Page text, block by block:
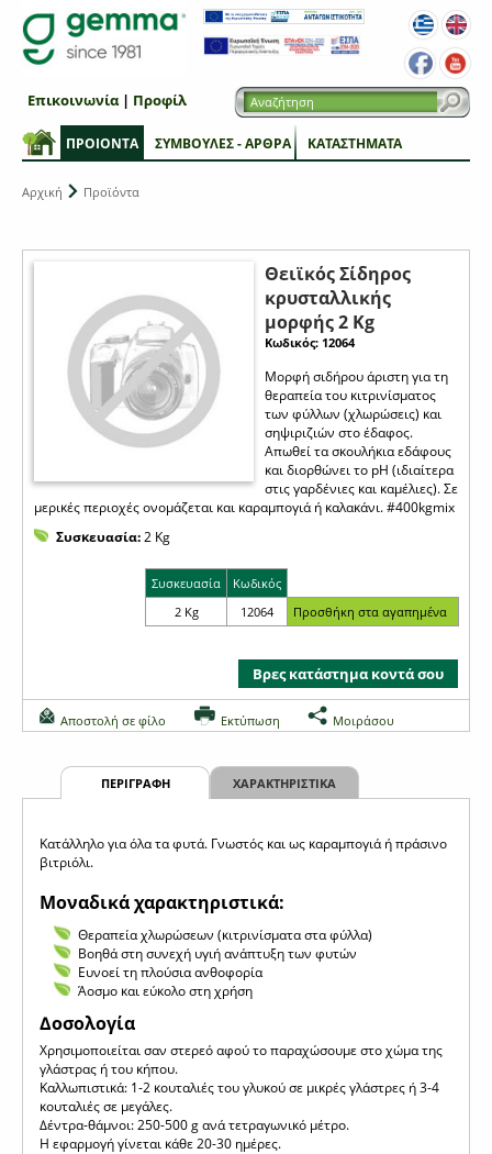
ΠΡΟΙΟΝΤΑ ΣΥΜΒΟΥΛΕΣ - ΑΡΘΡΑ ΚΑΤΑΣΤΗΜΑΤΑ
Επικοινωνία| Προφίλ
Αρχική Προϊόντα
Θειϊκός Σίδηρος
κρυσταλλικής
μορφής 2 Kg
Κωδικός: 12064
Μορφή σιδήρου άριστη για τη
θεραπεία του κιτρινίσματος
των φύλλων (χλωρώσεις) και
σηψιριζιών στο έδαφος.
Απωθεί τα σκουλήκια εδάφους
και διορθώνει το pH (ιδιαίτερα
στις γαρδένιες και καμέλιες). Σε
μερικές περιοχές ονομάζεται και καραμπογιά ή καλακάνι. #400kgmix
Συσκευασία:2 Kg
Συσκευασία
Κωδικός
2 Kg
12064
Βρες κατάστημα κοντά σου
Αποστολή σε φίλο Εκτύπωση Μοιράσου
ΠΕΡΙΓΡΑΦΗ ΧΑΡΑΚΤΗΡΙΣΤΙΚΑ
Κατάλληλο για όλα τα φυτά. Γνωστός και ως καραμπογιά ή πράσινο
βιτριόλι.
Μοναδικά χαρακτηριστικά:
Θεραπεία χλωρώσεων (κιτρινίσματα στα φύλλα)
Βοηθά στη συνεχή υγιή ανάπτυξη των φυτών
Ευνοεί τη πλούσια ανθοφορία
Άοσμο και εύκολο στη χρήση
Δοσολογία
Χρησιμοποιείται σαν στερεό αφού το παραχώσουμε στο χώμα της
γλάστρας ή του κήπου.
Καλλωπιστικά: 1-2 κουταλιές του γλυκού σε μικρές γλάστρες ή 3-4
κουταλιές σε μεγάλες.
Δέντρα-θάμνοι: 250-500 g ανά τετραγωνικό μέτρο.
Η εφαρμογή γίνεται κάθε 20-30 ημέρες.